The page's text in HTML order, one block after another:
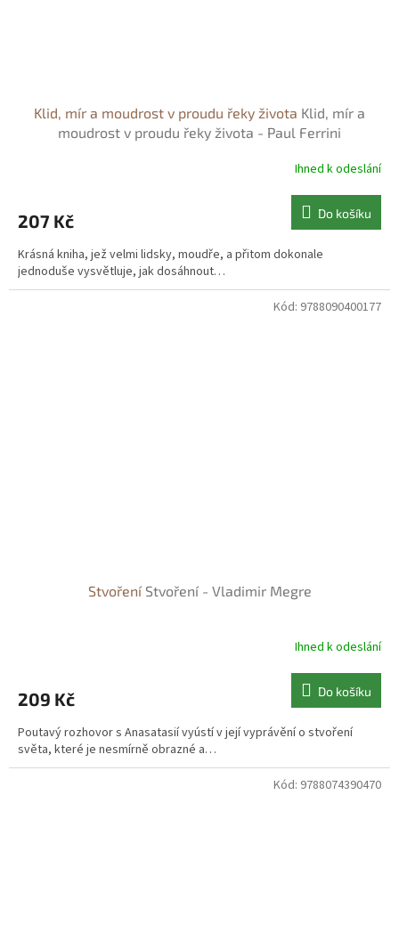
Klid, mír a moudrost v proudu řeky života Klid, mír a
moudrost v proudu řeky života - Paul Ferrini
Ihned k odeslání
207 Kč Do košíku
Krásná kniha, jež velmi lidsky, moudře, a přitom dokonale
jednoduše vysvětluje, jak dosáhnout…
Stvoření Stvoření - Vladimir Megre
Ihned k odeslání
209 Kč Do košíku
Poutavý rozhovor s Anasatasií vyústí v její vyprávění o stvoření
světa, které je nesmírně obrazné a…
Kód: 9788090400177
Kód: 9788074390470